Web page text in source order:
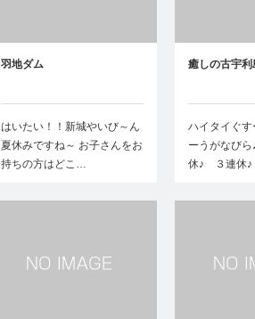
羽地ダム
はいたい！！新城やいび～ん
夏休みですね～ お子さんをお
持ちの方はどこ…
癒しの古宇利
ハイタイぐ
ーうがなび
休♪ ３連